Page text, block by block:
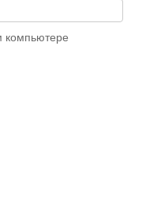
компьютере